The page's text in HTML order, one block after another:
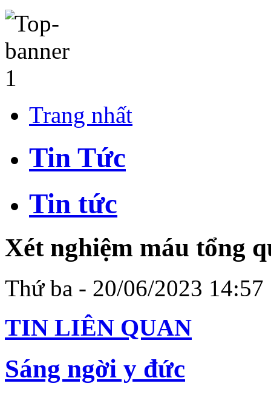
Trang nhất
Tin Tức
Tin tức
Xét nghiệm máu tổng
Thứ ba - 20/06/2023 14:57
TIN LIÊN QUAN
Sáng ngời y đức